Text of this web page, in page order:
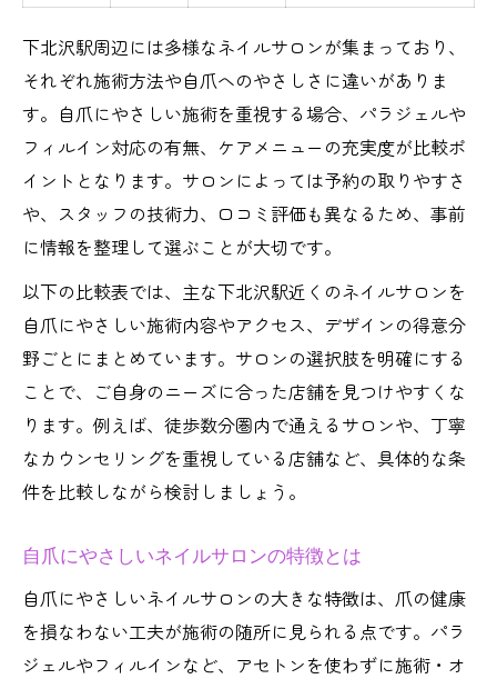
自爪ケアのみ希望時のポイント
ネイルサロンで自爪育成サポート体験
安心して通えるネイルサロンの選び方
快適重視のネイルサロン活用ガイド
快適なネイルサロン選びポイント一覧
ネイルサロン施術中のリラックス術
自爪にやさしい施術で安心感アップ
ネイルサロン利用時の注意点まとめ
予約しやすいネイルサロンの魅力
やさしい施術が魅力のネイルサロン実践術
やさしい施術法の比較とメリット表
ネイルサロンで叶える自爪美人への道
丁寧施術が支持される理由とは
やさしい施術サロンの選び方ガイド
下北沢駅周辺には多様なネイルサロンが集まっており、
それぞれ施術方法や自爪へのやさしさに違いがありま
す。自爪にやさしい施術を重視する場合、パラジェルや
フィルイン対応の有無、ケアメニューの充実度が比較ポ
イントとなります。サロンによっては予約の取りやすさ
や、スタッフの技術力、口コミ評価も異なるため、事前
に情報を整理して選ぶことが大切です。
以下の比較表では、主な下北沢駅近くのネイルサロンを
自爪にやさしい施術内容やアクセス、デザインの得意分
野ごとにまとめています。サロンの選択肢を明確にする
ことで、ご自身のニーズに合った店舗を見つけやすくな
ります。例えば、徒歩数分圏内で通えるサロンや、丁寧
なカウンセリングを重視している店舗など、具体的な条
件を比較しながら検討しましょう。
自爪にやさしいネイルサロンの特徴とは
自爪にやさしいネイルサロンの大きな特徴は、爪の健康
を損なわない工夫が施術の随所に見られる点です。パラ
ジェルやフィルインなど、アセトンを使わずに施術・オ